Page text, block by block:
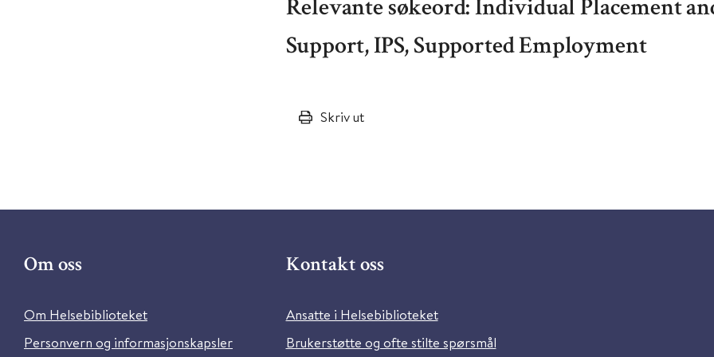
Relevante søkeord: Individual Placement
Support, IPS, Supported Employment
Skriv ut
Om oss
Om Helsebiblioteket
Personvern og informasjonskapsler
Kontakt oss
Ansatte i Helsebiblioteket
Brukerstøtte og ofte stilte spørsmål